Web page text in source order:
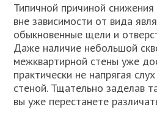
Типичной причиной снижения
вне зависимости от вида
обыкновенные щели и
Даже наличие небольшой
межквартирной стены уже
практически не напрягая
стеной. Тщательно заделав
вы уже перестанете